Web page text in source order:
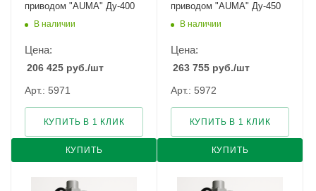
приводом "AUMA" Ду-400
В наличии
Цена:
206 425 руб./шт
Арт.: 5971
КУПИТЬ
КУПИТЬ В 1 КЛИК
приводом "AUMA" Ду-450
В наличии
Цена:
263 755 руб./шт
Арт.: 5972
КУПИТЬ
КУПИТЬ В 1 КЛИК